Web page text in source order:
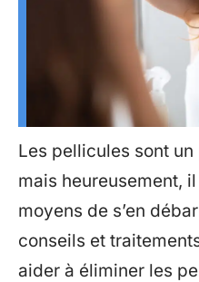
Les pellicules sont
mais heureusement,
moyens de s’en
conseils et
aider à éliminer les